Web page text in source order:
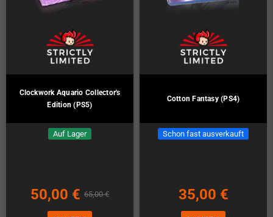
Clockwork Aquario Collector's
Edition (PS5)
Auf Lager
50,00 € 65,00 €
Cotton Fantasy (PS4)
Schon fast ausverkauft
35,00 €